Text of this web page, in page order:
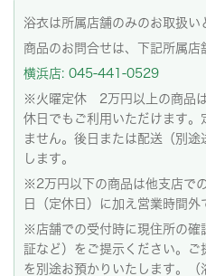
浴衣は所属店舗のみのお取扱い
商品のお問合せは、下記所属店
横浜店: 045-441-0529
※火曜定休 2万円以上の商品
休日でもご利用いただけます。
ません。後日または配送（別
します。
※2万円以下の商品は他支店で
日（定休日）に加え営業時間外
※店舗での受付時に現住所の確
証など）をご提示ください。
を別途お預かりいたします。